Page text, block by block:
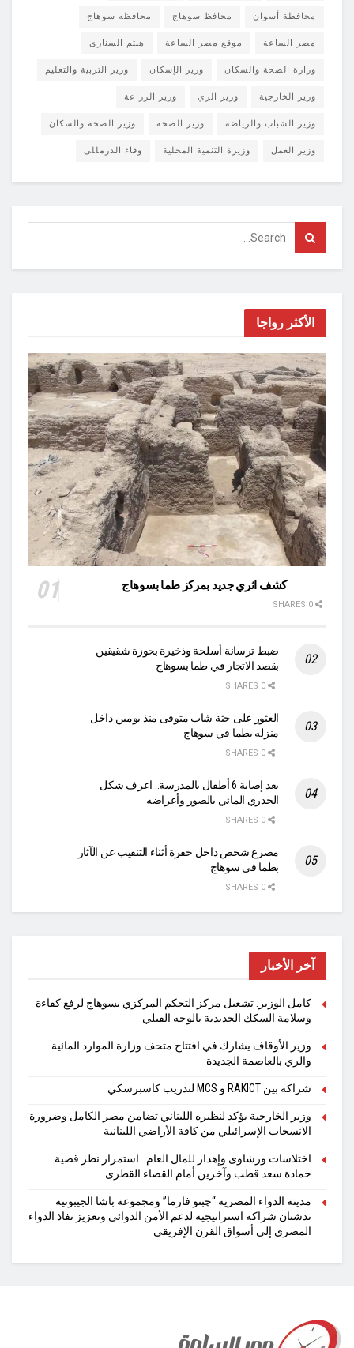
محافظة أسوان محافظ سوهاج محافظه سوهاج
مصر الساعة موقع مصر الساعة هيثم السنارى
وزارة الصحة والسكان وزير الإسكان وزير التربية والتعليم
وزير الخارجية وزير الري وزير الزراعة
وزير الشباب والرياضة وزير الصحة وزير الصحة والسكان
وزير العمل وزيرة التنمية المحلية وفاء الدرمللى
الأكثر رواجا
كشف اثري جديد بمركز طما بسوهاج
ضبط ترسانة أسلحة وذخيرة بحوزة شقيقين
بقصد الاتجار في طما بسوهاج
العثور على جثة شاب متوفى منذ يومين داخل
منزله بطما في سوهاج
بعد إصابة 6 أطفال بالمدرسة.. اعرف شكل
الجدري المائي بالصور وأعراضه
مصرع شخص داخل حفرة أثناء التنقيب عن الآثار
بطما في سوهاج
آخر الأخبار
كامل الوزير: تشغيل مركز التحكم المركزي بسوهاج لرفع كفاءة
وسلامة السكك الحديدية بالوجه القبلي
وزير الأوقاف يشارك في افتتاح متحف وزارة الموارد المائية
والري بالعاصمة الجديدة
شراكة بين RAKICT و MCS لتدريب كاسبرسكي
وزير الخارجية يؤكد لنظيره اللبناني تضامن مصر الكامل وضرورة
الانسحاب الإسرائيلي من كافة الأراضي اللبنانية
اختلاسات ورشاوى وإهدار للمال العام.. استمرار نظر قضية
حمادة سعد قطب وآخرين أمام القضاء القطرى
مدينة الدواء المصرية “چبتو فارما” ومجموعة باشا الجيبوتية
تدشنان شراكة استراتيجية لدعم الأمن الدوائي وتعزيز نفاذ الدواء
المصري إلى أسواق القرن الإفريقي